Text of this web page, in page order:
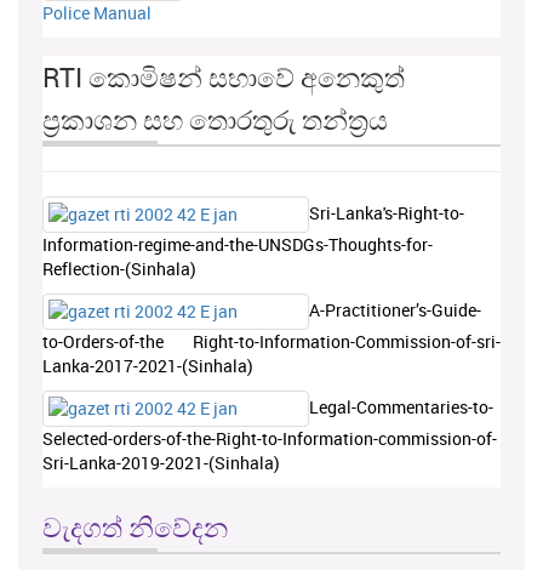
Police Manual
RTI කොමිෂන් සභාවේ අනෙකුත්
ප්‍රකාශන සහ තොරතුරු තන්ත්‍රය
Sri-Lanka's-Right-to-
Information-regime-and-the-UNSDGs-Thoughts-for-
Reflection-(Sinhala)
A-Practitioner’s-Guide-
to-Orders-of-the Right-to-Information-Commission-of-sri-
Lanka-2017-2021-(Sinhala)
Legal-Commentaries-to-
Selected-orders-of-the-Right-to-Information-commission-of-
Sri-Lanka-2019-2021-(Sinhala)
වැදගත් නිවේදන